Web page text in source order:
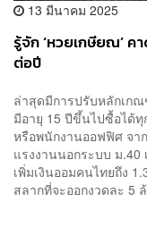
13 มีนาคม 2025
รู้จัก ‘หวยเกษียณ’ ค
ต่อปี
ล่าสุดมีการปรับหลักเกณ
มีอายุ 15 ปีขึ้นไปซื้อได้ทุ
หรือพนักงานออฟฟิศ จา
แรงงานนอกระบบ ม
เพิ่มเงินออมคนไทยถึง
สลากที่จะออกงวดละ 5